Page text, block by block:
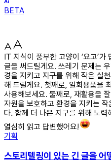
BETA
IT 지식이 풍부한 고양이 ‘요고’
글을 써드릴게요. 쓰레기 문제는
경을 지키고 지구를 위해 작은 실
해 드릴게요. 첫째로, 일회용품을
사용해보세요. 둘째로, 재활용을
자원을 보호하고 환경을 지키는
다. 함께 더 나은 지구를 위해 노력
열심히 읽고 답변했어요!
기획
스토리텔링이 있는 긴 글을 어